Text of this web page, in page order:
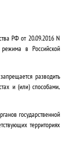
РФ от 20.09.2016 N
в Российской
разводить
и (или) способами,
государственной
территориях